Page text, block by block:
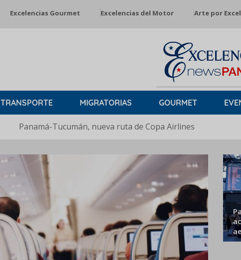
Excelencias Gourmet Excelencias del Motor Arte por
TRANSPORTE MIGRATORIAS GOURMET
Panamá-Tucumán, nueva ruta de Copa Airlines